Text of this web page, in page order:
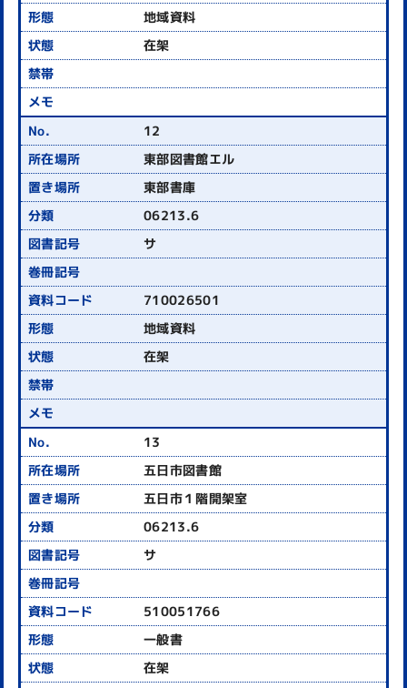
地域資料
在架
12
東部図書館エル
東部書庫
06213.6
サ
710026501
地域資料
在架
13
五日市図書館
五日市１階開架室
06213.6
サ
510051766
一般書
在架